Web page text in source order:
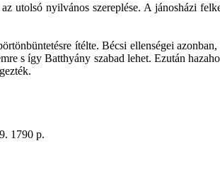
nyilvános szereplése. A jánosházi
ítélte. Bécsi ellenségei
s így Batthyány szabad lehet. Ezután
1790 p.